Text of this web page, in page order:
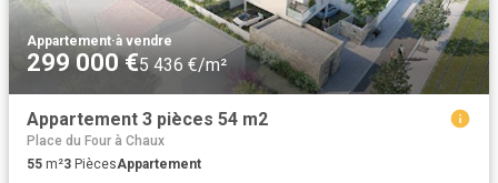
Appartement·à vendre
299 000 €5 436 €/m²
Appartement 3 pièces 54 m2
Place du Four à Chaux
55 m²3 PiècesAppartement